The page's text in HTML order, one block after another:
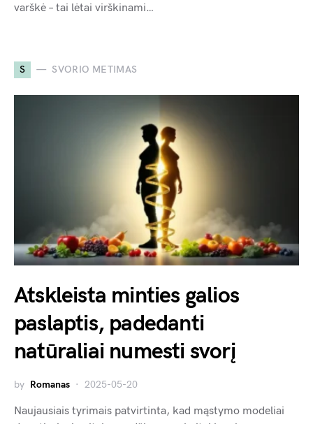
varškė – tai lėtai virškinami…
S SVORIO METIMAS
Atskleista minties galios
paslaptis, padedanti
natūraliai numesti svorį
by Romanas 2025-05-20
Naujausiais tyrimais patvirtinta, kad mąstymo modeliai